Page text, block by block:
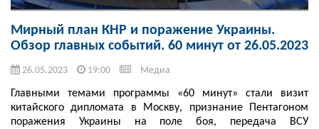
Мирный план КНР и поражение Украины.
Обзор главных событий. 60 минут от 26.05.2023
26.05.2023 19:00 Медиа
Главными темами программы «60 минут» стали визит
китайского дипломата в Москву, признание Пентагоном
поражения Украины на поле боя, передача ВСУ